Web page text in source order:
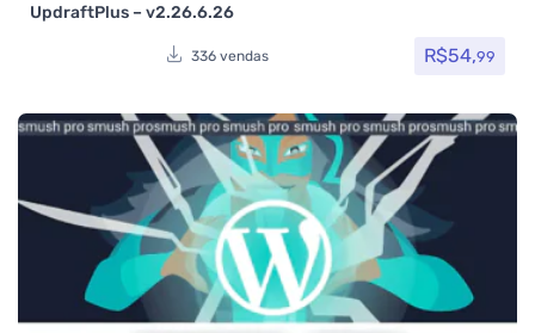
Avaliação
UpdraftPlus – v2.26.6.26
336 vendas R$54,99